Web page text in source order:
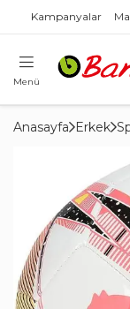
Kampanyalar
Menü
Anasayfa Erkek